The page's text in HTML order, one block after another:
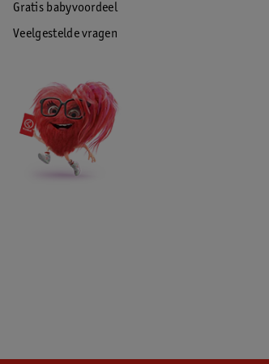
Gratis babyvoordeel
Veelgestelde vragen